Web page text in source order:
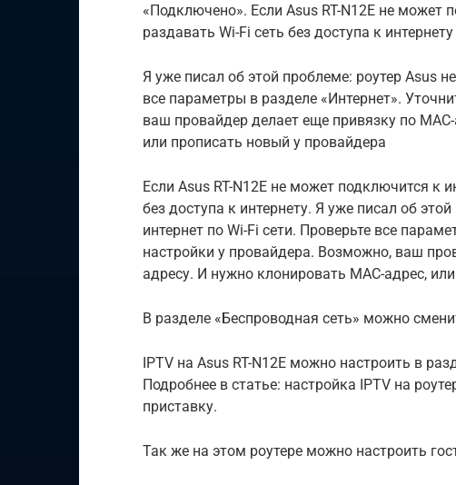
«Подключено». Если Asus RT-N12E не может
раздавать Wi-Fi сеть без доступа к интернету
Я уже писал об этой проблеме: роутер Asus
все параметры в разделе «Интернет».
ваш провайдер делает еще привязку по
или прописать новый у провайдера
Если Asus RT-N12E не может подключится к
без доступа к интернету. Я уже писал об
интернет по Wi-Fi сети. Проверьте все
настройки у провайдера. Возможно, ваш
адресу. И нужно клонировать MAC-адрес,
В разделе «Беспроводная сеть» можно
IPTV на Asus RT-N12E можно настроить в
Подробнее в статье: настройка IPTV на
приставку.
Так же на этом роутере можно настроить